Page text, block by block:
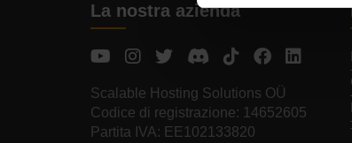
La nostra azienda
Scalable Hosting Solutions OÜ
Codice di registrazione: 14652605
Partita IVA: EE102133820